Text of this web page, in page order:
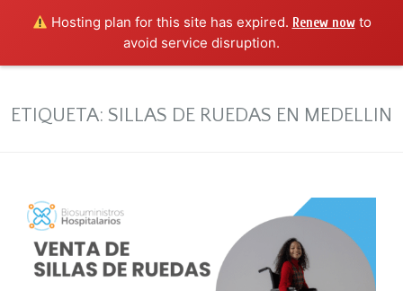
Hosting plan for this site has expired. Renew nowto
avoid service disruption.
ETIQUETA: SILLAS DE RUEDAS EN MEDELLIN